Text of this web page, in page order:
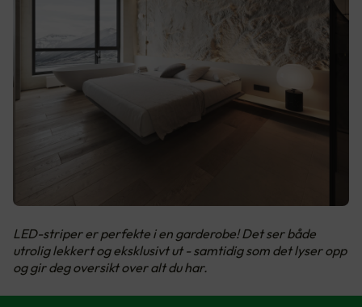
LED-striper er perfekte i en garderobe! Det ser både
utrolig lekkert og eksklusivt ut - samtidig som det lyser opp
og gir deg oversikt over alt du har.